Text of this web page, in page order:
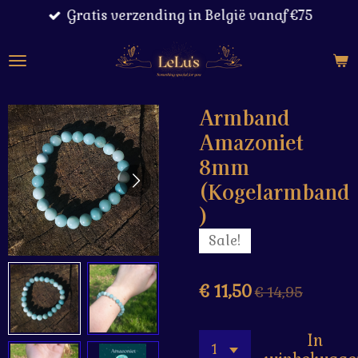
naar
Gratis verzending in België vanaf €75
Armband
Amazoniet
8mm
(Kogelarmband
)
Sale!
€ 11,50€ 14,95
In